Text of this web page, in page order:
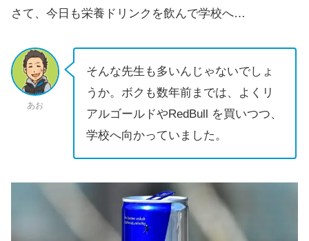
さて、今日も栄養ドリンクを飲んで学校へ…
あお
そんな先生も多いんじゃないでしょ
うか。ボクも数年前までは、よくリ
アルゴールドやRedBull を買いつつ、
学校へ向かっていました。